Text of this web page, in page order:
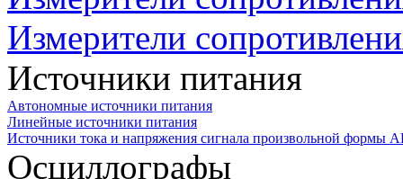
Измерители
Источники питания
Автономные источники питания
Линейные источники питания
Источники тока и напряжения сигнала произвольной формы
Осциллографы